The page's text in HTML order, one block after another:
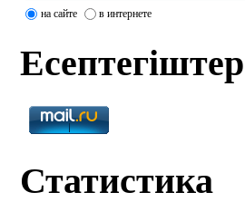
на сайте в интернете
Есептегіштер
Статистика